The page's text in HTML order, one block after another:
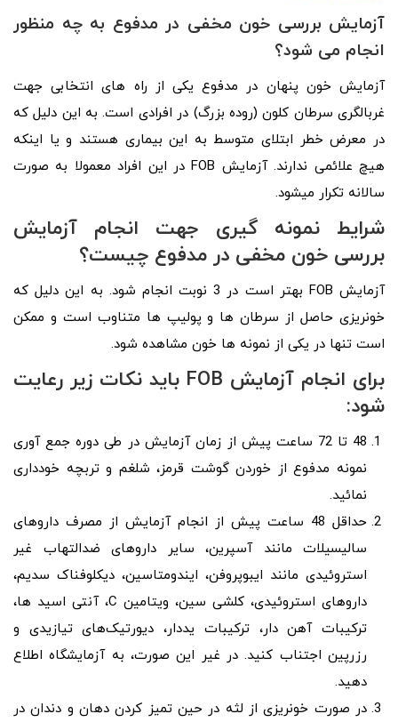
آزمایش بررسی خون مخفی در مدفوع به چه منظور
انجام می شود؟
آزمایش خون پنهان در مدفوع یکی از راه‌ های انتخابی جهت
غربالگری سرطان کلون (روده بزرگ) در افرادی است. به این دلیل که
در معرض خطر ابتلای متوسط به این بیماری هستند و یا اینکه
هیچ علائمی ندارند. آزمایش FOB در این افراد معمولا به صورت
سالانه تکرار میشود.
شرایط نمونه‌ گیری جهت انجام آزمایش
بررسی خون مخفی در مدفوع چیست؟
آزمایش FOB بهتر است در 3 نوبت انجام شود. به این دلیل که
خونریزی حاصل از سرطان ها و پولیپ ها متناوب است و ممکن
است تنها در یکی از نمونه ها خون مشاهده شود.
برای انجام آزمایش FOB باید نکات زیر رعایت
شود:
48 تا 72 ساعت پیش از زمان آزمایش در طی دوره جمع آوری
نمونه مدفوع از خوردن گوشت قرمز، شلغم و تربچه خودداری
نمائید.
حداقل 48 ساعت پیش از انجام آزمایش از مصرف دارو‌های
سالیسیلات مانند آسپرین، سایر دارو‌های ضد‌التهاب غیر
استروئیدی مانند ایبوپروفن، ایندومتاسین، دیکلوفناک سدیم،
دارو‌های استروئیدی، کلشی سین، ویتامین C، آنتی اسید ها،
ترکیبات آهن دار، ترکیبات ید‌دار، دیورتیک‌های تیازیدی و
رزرپین اجتناب کنید. در غیر این صورت، به آزمایشگاه اطلاع
دهید.
در صورت خونریزی از لثه در حین تمیز کردن دهان و دندان در